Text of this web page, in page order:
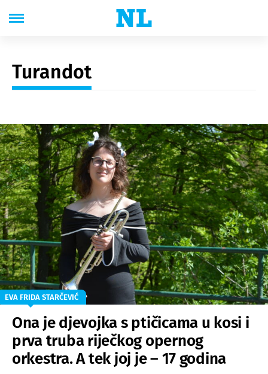
Turandot
EVA FRIDA STARČEVIĆ
Ona je djevojka s ptičicama u kosi i
prva truba riječkog opernog
orkestra. A tek joj je – 17 godina